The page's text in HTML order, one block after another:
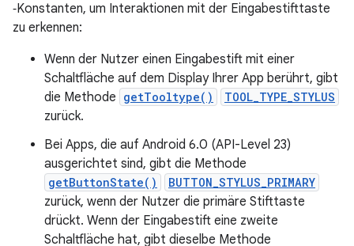
‑Konstanten, um Interaktionen mit der Eingabestifttaste
zu erkennen:
Wenn der Nutzer einen Eingabestift mit einer
Schaltfläche auf dem Display Ihrer App berührt, gibt
die Methode getTooltype() TOOL_TYPE_STYLUS
zurück.
Bei Apps, die auf Android 6.0 (API-Level 23)
ausgerichtet sind, gibt die Methode
getButtonState() BUTTON_STYLUS_PRIMARY
zurück, wenn der Nutzer die primäre Stifttaste
drückt. Wenn der Eingabestift eine zweite
Schaltfläche hat, gibt dieselbe Methode